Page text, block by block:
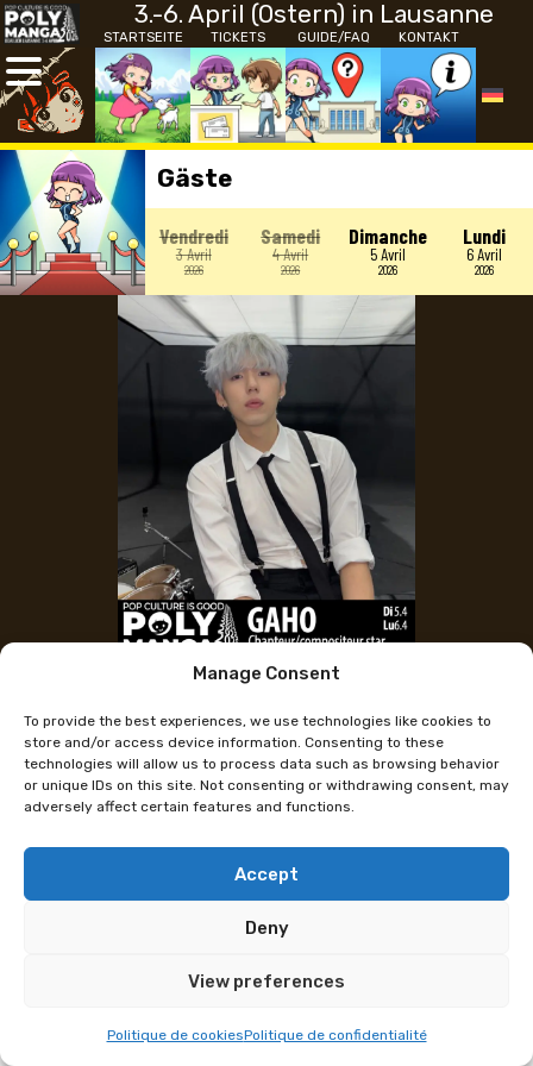
Manage Consent
To provide the best experiences, we use technologies like cookies to
store and/or access device information. Consenting to these
technologies will allow us to process data such as browsing behavior
or unique IDs on this site. Not consenting or withdrawing consent, may
adversely affect certain features and functions.
Accept
Deny
View preferences
Politique de cookiesPolitique de confidentialité
3.-6. April (Ostern) in Lausanne
STARTSEITE TICKETS GUIDE/FAQ KONTAKT
Gäste
Vendredi
3 Avril
2026
Samedi
4 Avril
2026
Dimanche
5 Avril
2026
Lundi
6 Avril
2026
Gaho (Kpop-Konzert – Drama)
Gaho, der Star unter den Sängern und Komponisten
koreanischer Dramen, tritt am 5. und 6. April bei
Polymanga auf, Konzerte und Autogrammstunden
stehen auf dem Plan.
unvergesslichen Rhythmen sind in vielen
Start Over 시작, Start Up – Running, The Last